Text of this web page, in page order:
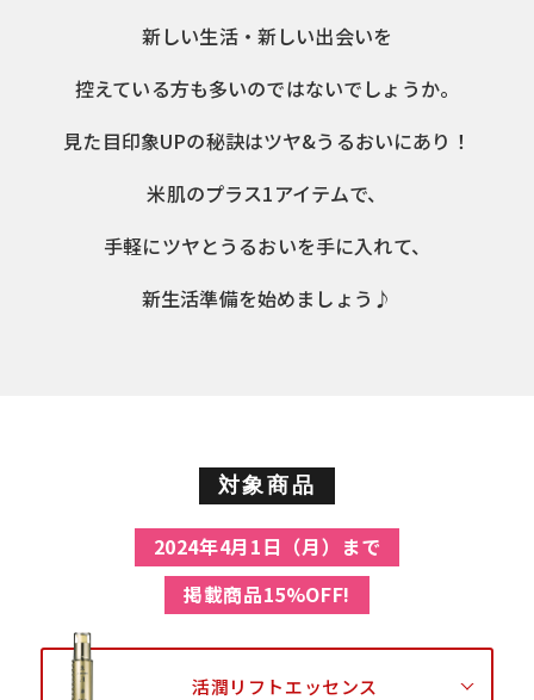
新しい生活・新しい出会いを
控えている方も多いのではないでしょうか。
見た目印象UPの秘訣はツヤ&うるおいにあり！
米肌のプラス1アイテムで、
手軽にツヤとうるおいを手に入れて、
新生活準備を始めましょう♪
対象商品
2024年4月1日（月）まで
掲載商品15%OFF!
活潤リフトエッセンス